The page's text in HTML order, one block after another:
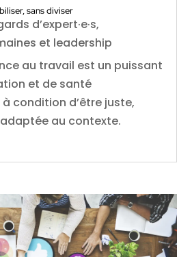
sans diviser
d’expert·e·s,
et leadership
au travail est un puissant
et de santé
condition d’être juste,
au contexte.